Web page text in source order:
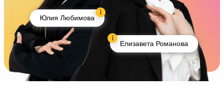
Елизавета Романова
Юлия Любимова